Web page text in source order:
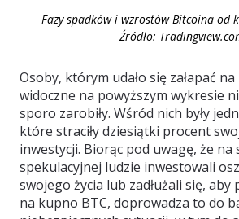
Fazy spadków i wzrostów Bitcoina od
Źródło:
Osoby, którym udało się załapać
widoczne na powyższym wykresie
sporo zarobiły. Wśród nich były
które straciły dziesiątki procent
inwestycji. Biorąc pod uwagę, że na
spekulacyjnej ludzie inwestowali
swojego życia lub zadłużali się, aby
na kupno BTC, doprowadza to do